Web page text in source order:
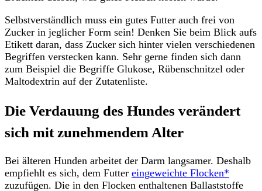
Selbstverständlich muss ein gutes Futter auch frei von
Zucker in jeglicher Form sein! Denken Sie beim Blick aufs
Etikett daran, dass Zucker sich hinter vielen verschiedenen
Begriffen verstecken kann. Sehr gerne finden sich dann
zum Beispiel die Begriffe Glukose, Rübenschnitzel oder
Maltodextrin auf der Zutatenliste.
Die Verdauung des Hundes verändert
sich mit zunehmendem Alter
Bei älteren Hunden arbeitet der Darm langsamer. Deshalb
empfiehlt es sich, dem Futter eingeweichte Flocken*
zuzufügen. Die in den Flocken enthaltenen Ballaststoffe